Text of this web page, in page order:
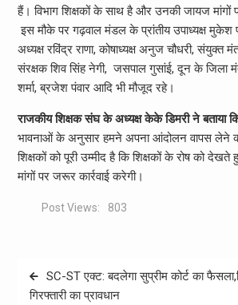
हैं। विभाग शिक्षकों के साथ है और उनकी जायज मांगों
इस मौके पर गढ़वाल मंडल के प्रांतीय उपाध्यक्ष मुकेश
अध्यक्ष रविंद्र राणा, कोषाध्यक्ष अनुज चौधरी, संयुक्त
संरक्षक शिव सिंह नेगी, जसपाल गुसांई, दून के जिला
शर्मा, ब्रजेश पंवार आदि भी मौजूद रहे।
राजकीय शिक्षक संघ के अध्यक्ष केके डिमरी ने बताया
भावनाओं के अनुसार हमने अपना आंदोलन वापस लेने का
शिक्षकों को पूरी उम्मीद है कि शिक्षकों के रोष को देखते
मांगों पर जरूर कार्रवाई करेगी।
Post Views: 803
Post
navigation
SC-ST एक्ट: बदलेगा सुप्रीम कोर्ट का
गिरफ्तारी का प्रावधान